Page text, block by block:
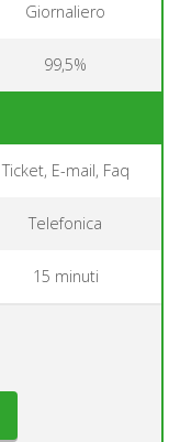
Giornaliero
99,5%
Ticket, E-mail, Faq
Telefonica
15 minuti